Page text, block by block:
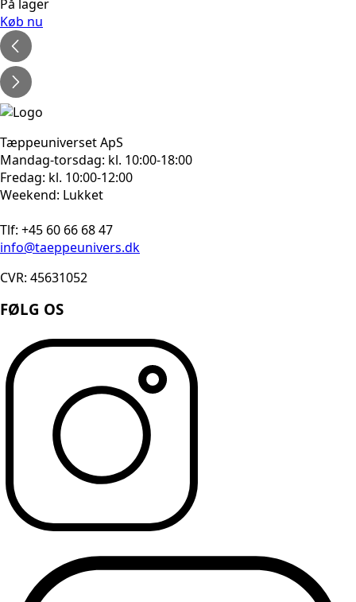
På lager
Køb nu
Tæppeuniverset ApS
Mandag-torsdag: kl. 10:00-18:00
Fredag: kl. 10:00-12:00
Weekend: Lukket
Tlf: +45 60 66 68 47
info@taeppeunivers.dk
CVR: 45631052
FØLG OS